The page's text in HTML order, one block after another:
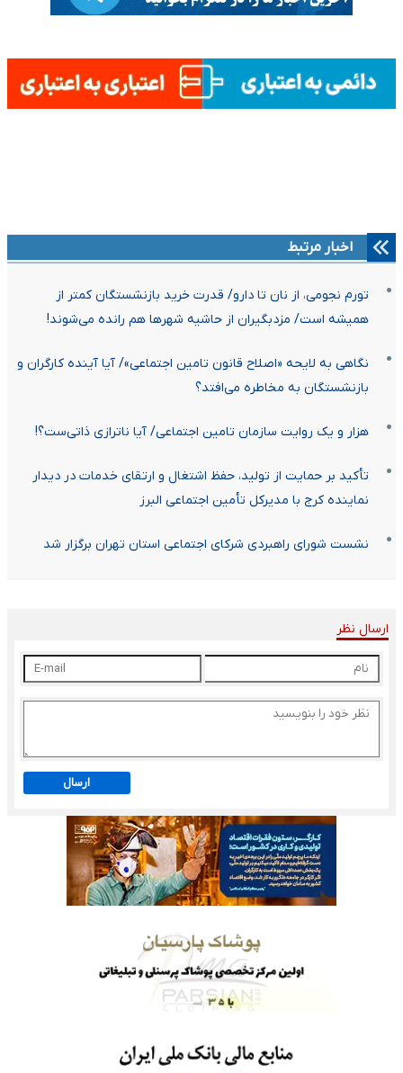
اخبار مرتبط
تورم نجومی، از نان تا دارو/ قدرت خرید بازنشستگان کمتر از
همیشه است/ مزدبگیران از حاشیه شهرها هم رانده می‌شوند!
نگاهی به لایحه «اصلاح قانون تامین اجتماعی»/ آیا آینده کارگران و
بازنشستگان به مخاطره می‌افتد؟
هزار و یک روایت سازمان تامین اجتماعی/ آیا ناترازی ذاتی‌ست؟!
تأکید بر حمایت از تولید، حفظ اشتغال و ارتقای خدمات در دیدار
نماینده کرج با مدیرکل تأمین اجتماعی البرز
نشست شورای راهبردی شرکای اجتماعی استان تهران برگزار شد
ارسال نظر
ارسال